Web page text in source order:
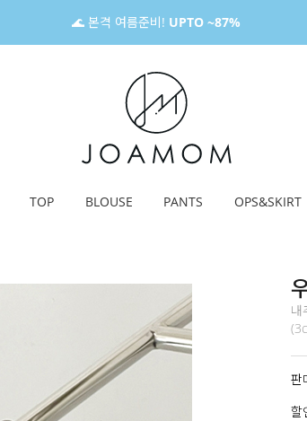
🌊 본격 여름준비! UPTO ~87%
TOP BLOUSE PANTS OPS&SKIRT
내
판
할